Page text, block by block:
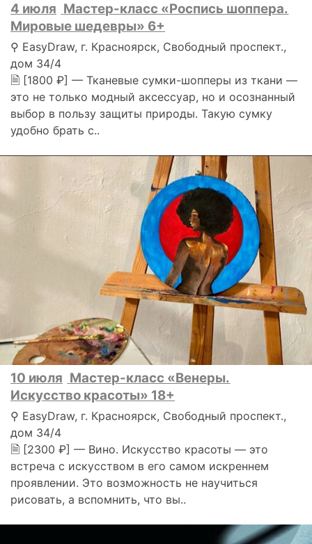
4 июля Мастер-класс «Роспись шоппера.
Мировые шедевры» 6+
⚲ EasyDraw, г. Красноярск, Свободный проспект.,
дом 34/4
🗎 [1800 ₽] — Тканевые сумки-шопперы из ткани —
это не только модный аксессуар, но и осознанный
выбор в пользу защиты природы. Такую сумку
удобно брать с..
10 июля Мастер-класс «Венеры.
Искусство красоты» 18+
⚲ EasyDraw, г. Красноярск, Свободный проспект.,
дом 34/4
🗎 [2300 ₽] — Вино. Искусство красоты — это
встреча с искусством в его самом искреннем
проявлении. Это возможность не научиться
рисовать, а вспомнить, что вы..